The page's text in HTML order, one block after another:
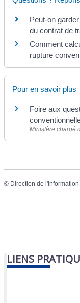
Peut-on
du contrat de
Comment
rupture
Pour en savoir plus
Foire aux
Ministère chargé
© Direction de
LIENS